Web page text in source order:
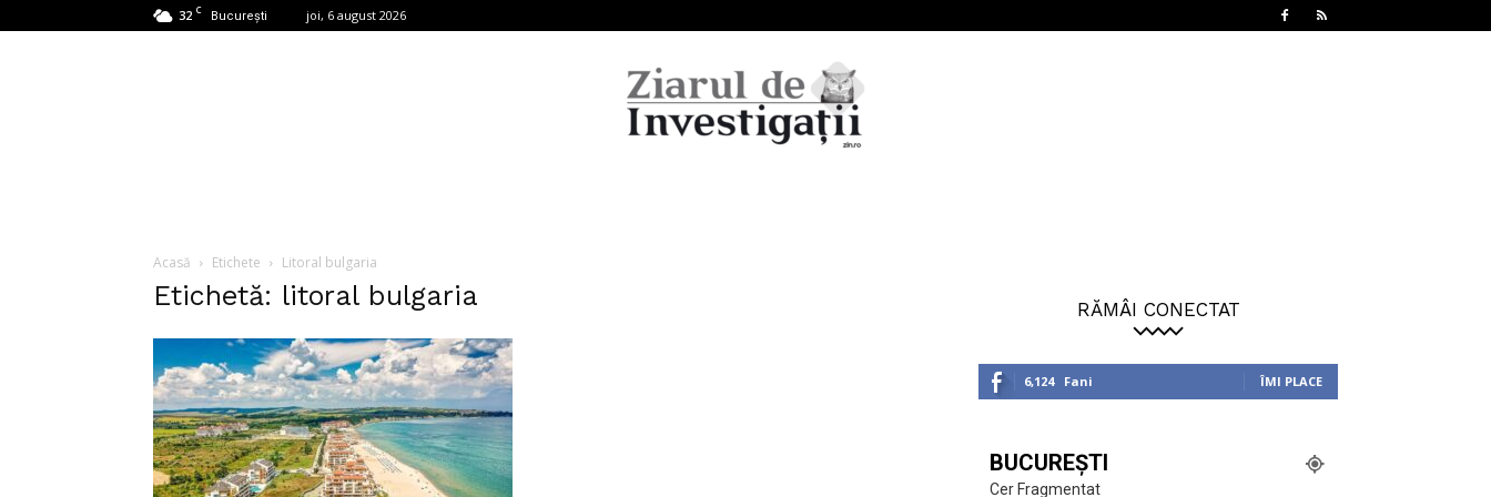
32 C București joi, 6 august 2026
Acasă Etichete Litoral bulgaria
Etichetă: litoral bulgaria RĂMÂI CONECTAT
6,124 Fani ÎMI PLACE
BUCUREȘTI
Cer Fragmentat